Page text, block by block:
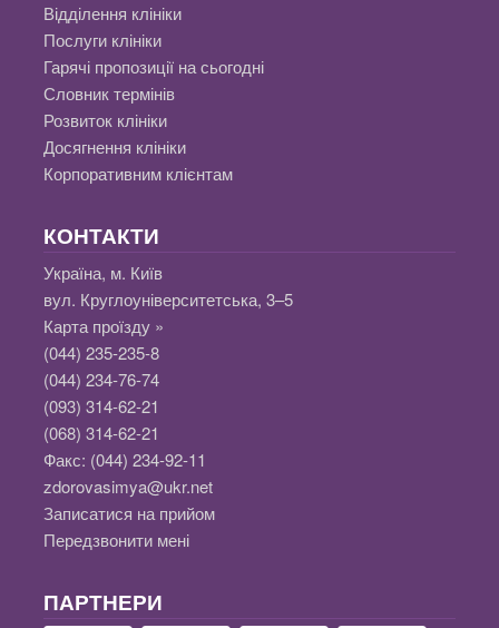
Відділення клініки
Послуги клініки
Гарячі пропозиції на сьогодні
Словник термінів
Розвиток клініки
Досягнення клініки
Корпоративним клієнтам
КОНТАКТИ
Україна, м. Київ
вул. Круглоуніверситетська, 3–5
Карта проїзду »
(044) 235-235-8
(044) 234-76-74
(093) 314-62-21
(068) 314-62-21
Факс: (044) 234-92-11
zdorovasimya@ukr.net
Записатися на прийом
Передзвонити мені
ПАРТНЕРИ